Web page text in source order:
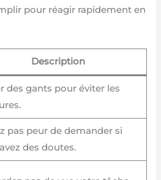
pour réagir rapidement en
Description
des gants pour éviter les
pas peur de demander si
des doutes.